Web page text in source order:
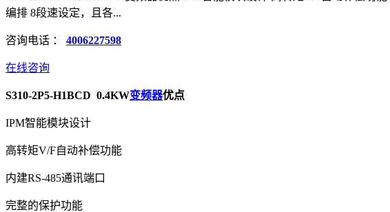
编排 8段速设定，且各...
咨询电话 ： 4006227598
在线咨询
S310-2P5-H1BCD 0.4KW变频器优点
IPM智能模块设计
高转矩V/F自动补偿功能
内建RS-485通讯端口
完整的保护功能